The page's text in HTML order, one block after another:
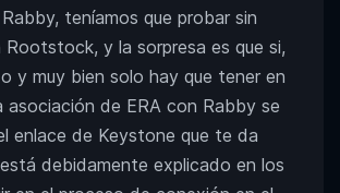
teníamos que probar sin
y la sorpresa es que si,
y muy bien solo hay que tener en
asociación de ERA con Rabby se
enlace de Keystone que te da
debidamente explicado en los